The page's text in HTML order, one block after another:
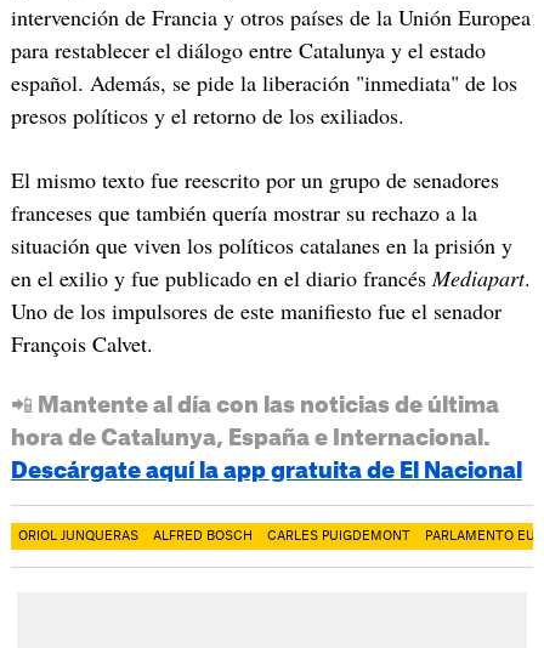
intervención de Francia y otros países de la Unión Europea
para restablecer el diálogo entre Catalunya y el estado
español. Además, se pide la liberación "inmediata" de los
presos políticos y el retorno de los exiliados.
El mismo texto fue reescrito por un grupo de senadores
franceses que también quería mostrar su rechazo a la
situación que viven los políticos catalanes en la prisión y
en el exilio y fue publicado en el diario francésMediapart.
Uno de los impulsores de este manifiesto fue el senador
François Calvet.
📲 Mantente al día con las noticias de última
hora de Catalunya, España e Internacional.
Descárgate aquí la app gratuita de El Nacional
ORIOL JUNQUERAS ALFRED BOSCH CARLES PUIGDEMONT PARLAMENTO